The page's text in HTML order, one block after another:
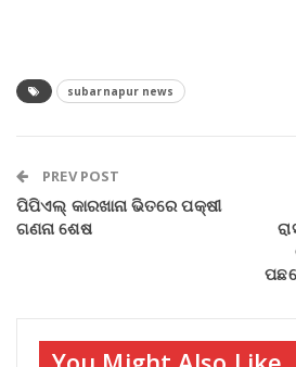
subarnapur news
PREV POST
ପିପିଏଲ୍‌ କାରଖାନା ଭିତରେ ପକ୍ଷୀ
ଗଣନା ଶେଷ